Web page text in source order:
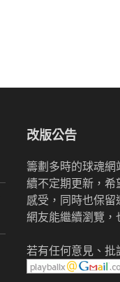
改版公告
籌劃多時的球魂網
續不定期更新，希
感受，同時也保
網友能繼續瀏覽，
若有任何意見、批